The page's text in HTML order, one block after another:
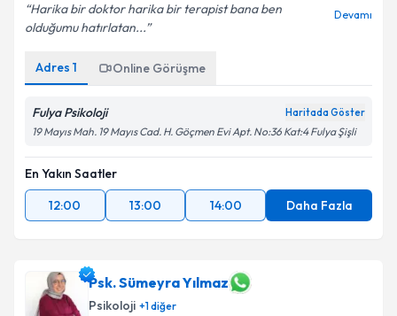
Harika bir doktor harika bir terapist bana ben
olduğumu hatırlatan...
Devamı
Adres 1 Online Görüşme
Fulya Psikoloji Haritada Göster
19 Mayıs Mah. 19 Mayıs Cad. H. Göçmen Evi Apt. No:36 Kat:4 Fulya Şişli
En Yakın Saatler
12:00
13:00 14:00 Daha Fazla
Psk. Sümeyra Yılmaz
Psikoloji +1diğer